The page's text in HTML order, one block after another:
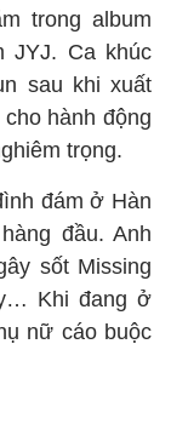
trong album
JYJ. Ca khúc
sau khi xuất
hành động
trọng.
đám ở Hàn
đầu. Anh
sốt Missing
Khi đang ở
nữ cáo buộc